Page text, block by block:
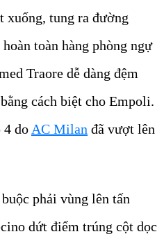
xuống, tung ra đường
toàn hàng phòng ngự
Traore dễ dàng đệm
cách biệt cho Empoli.
4 do AC Milan đã vượt lên
phải vùng lên tấn
dứt điểm trúng cột dọc